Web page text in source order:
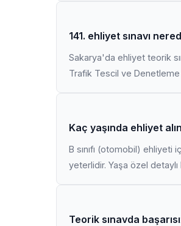
141. ehliyet sınavı
Sakarya'da ehliyet teorik
Trafik Tescil ve Denetleme
Kaç yaşında ehliyet
B sınıfı (otomobil) ehliyeti
yeterlidir. Yaşa özel
Teorik sınavda